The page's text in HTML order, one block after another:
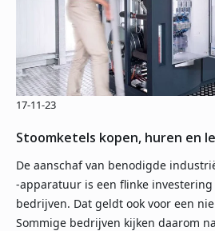
Stoomketels kopen, huren en
17-11-23
De aanschaf van benodigde
-apparatuur is een flinke
bedrijven. Dat geldt ook voor een
Sommige bedrijven kijken daarom